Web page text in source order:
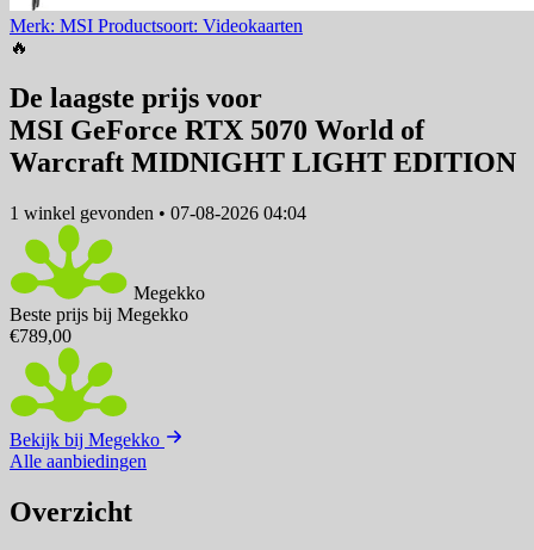
Merk: MSI Productsoort: Videokaarten
🔥
De laagste prijs voor
MSI GeForce RTX 5070 World of
Warcraft MIDNIGHT LIGHT EDITION
1 winkel gevonden • 07-08-2026 04:04
Megekko
Beste prijs bij Megekko
€789,00
Bekijk bij Megekko
Alle aanbiedingen
Overzicht